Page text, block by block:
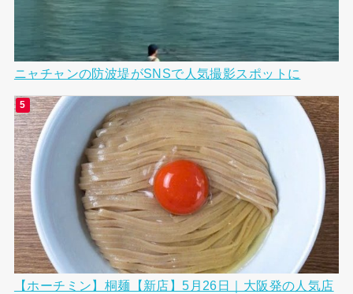
ニャチャンの防波堤がSNSで人気撮影スポットに
【ホーチミン】桐麺【新店】5月26日｜大阪発の人気店